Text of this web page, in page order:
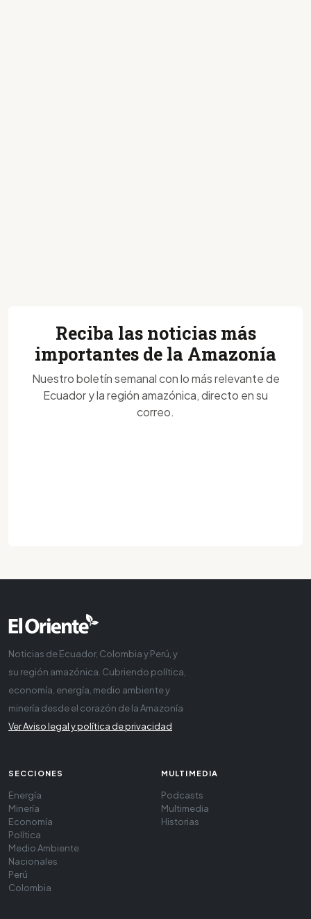
Reciba las noticias más
importantes de la Amazonía
Nuestro boletín semanal con lo más relevante de
Ecuador y la región amazónica, directo en su
correo.
Noticias de Ecuador, Colombia y Perú, y
su región amazónica. Cubriendo política,
economía, energía, medio ambiente y
minería desde el corazón de la Amazonía
Ver Aviso legal y política de privacidad
SECCIONES
Energía
Minería
Economía
Política
Medio Ambiente
Nacionales
Perú
Colombia
MULTIMEDIA
Podcasts
Multimedia
Historias